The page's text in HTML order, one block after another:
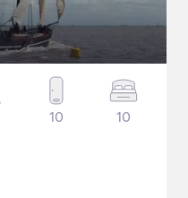
10 10